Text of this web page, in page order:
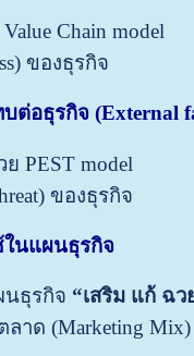
Chain model
ของธุรกิจ
บต่อธุรกิจ (External
PEST model
ของธุรกิจ
นแผนธุรกิจ
นธุรกิจ “เสริม แก้ ฉว
าด (Marketing Mix)